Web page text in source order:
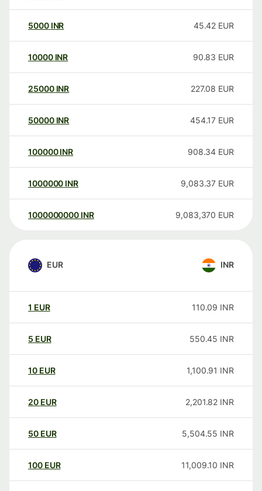
5000 INR 45.42 EUR
10000 INR 90.83 EUR
25000 INR 227.08 EUR
50000 INR 454.17 EUR
100000 INR 908.34 EUR
1000000 INR 9,083.37 EUR
1000000000 INR 9,083,370 EUR
EUR INR
1 EUR 110.09 INR
5 EUR 550.45 INR
10 EUR 1,100.91 INR
20 EUR 2,201.82 INR
50 EUR 5,504.55 INR
100 EUR 11,009.10 INR